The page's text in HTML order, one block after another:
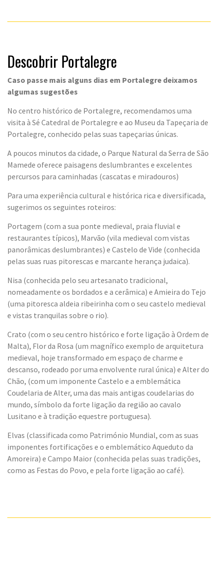
Descobrir Portalegre
Caso passe mais alguns dias em Portalegre deixamos
algumas sugestões
No centro histórico de Portalegre, recomendamos uma
visita à Sé Catedral de Portalegre e ao Museu da Tapeçaria de
Portalegre, conhecido pelas suas tapeçarias únicas.
A poucos minutos da cidade, o Parque Natural da Serra de São
Mamede oferece paisagens deslumbrantes e excelentes
percursos para caminhadas (cascatas e miradouros)
Para uma experiência cultural e histórica rica e diversificada,
sugerimos os seguintes roteiros:
Portagem (com a sua ponte medieval, praia fluvial e
restaurantes típicos), Marvão (vila medieval com vistas
panorâmicas deslumbrantes) e Castelo de Vide (conhecida
pelas suas ruas pitorescas e marcante herança judaica).
Nisa (conhecida pelo seu artesanato tradicional,
nomeadamente os bordados e a cerâmica) e Amieira do Tejo
(uma pitoresca aldeia ribeirinha com o seu castelo medieval
e vistas tranquilas sobre o rio).
Crato (com o seu centro histórico e forte ligação à Ordem de
Malta), Flor da Rosa (um magnífico exemplo de arquitetura
medieval, hoje transformado em espaço de charme e
descanso, rodeado por uma envolvente rural única) e Alter do
Chão, (com um imponente Castelo e a emblemática
Coudelaria de Alter, uma das mais antigas coudelarias do
mundo, símbolo da forte ligação da região ao cavalo
Lusitano e à tradição equestre portuguesa).
Elvas (classificada como Património Mundial, com as suas
imponentes fortificações e o emblemático Aqueduto da
Amoreira) e Campo Maior (conhecida pelas suas tradições,
como as Festas do Povo, e pela forte ligação ao café).